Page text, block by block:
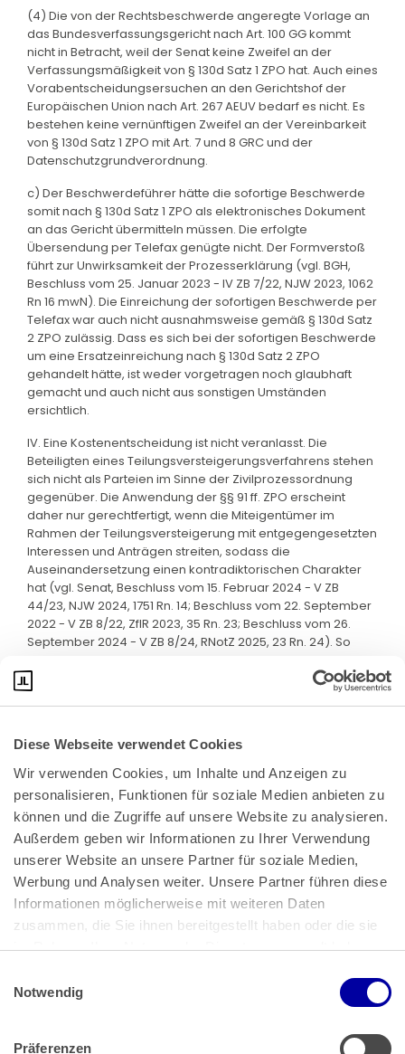
Diese Webseite verwendet Cookies
Wir verwenden Cookies, um Inhalte und Anzeigen zu
personalisieren, Funktionen für soziale Medien anbieten zu
können und die Zugriffe auf unsere Website zu analysieren.
Außerdem geben wir Informationen zu Ihrer Verwendung
unserer Website an unsere Partner für soziale Medien,
Werbung und Analysen weiter. Unsere Partner führen diese
Informationen möglicherweise mit weiteren Daten
zusammen, die Sie ihnen bereitgestellt haben oder die sie
im Rahmen Ihrer Nutzung der Dienste gesammelt haben.
Impressum
Notwendig
Präferenzen
(4) Die von der Rechtsbeschwerde angeregte Vorlage an
das Bundesverfassungsgericht nach Art. 100 GG kommt
nicht in Betracht, weil der Senat keine Zweifel an der
Verfassungsmäßigkeit von § 130d Satz 1 ZPO hat. Auch eines
Vorabentscheidungsersuchen an den Gerichtshof der
Europäischen Union nach Art. 267 AEUV bedarf es nicht. Es
bestehen keine vernünftigen Zweifel an der Vereinbarkeit
von § 130d Satz 1 ZPO mit Art. 7 und 8 GRC und der
Datenschutzgrundverordnung.
c) Der Beschwerdeführer hätte die sofortige Beschwerde
somit nach § 130d Satz 1 ZPO als elektronisches Dokument
an das Gericht übermitteln müssen. Die erfolgte
Übersendung per Telefax genügte nicht. Der Formverstoß
führt zur Unwirksamkeit der Prozesserklärung (vgl. BGH,
Beschluss vom 25. Januar 2023 - IV ZB 7/22, NJW 2023, 1062
Rn 16 mwN). Die Einreichung der sofortigen Beschwerde per
Telefax war auch nicht ausnahmsweise gemäß § 130d Satz
2 ZPO zulässig. Dass es sich bei der sofortigen Beschwerde
um eine Ersatzeinreichung nach § 130d Satz 2 ZPO
gehandelt hätte, ist weder vorgetragen noch glaubhaft
gemacht und auch nicht aus sonstigen Umständen
ersichtlich.
IV. Eine Kostenentscheidung ist nicht veranlasst. Die
Beteiligten eines Teilungsversteigerungsverfahrens stehen
sich nicht als Parteien im Sinne der Zivilprozessordnung
gegenüber. Die Anwendung der §§ 91 ff. ZPO erscheint
daher nur gerechtfertigt, wenn die Miteigentümer im
Rahmen der Teilungsversteigerung mit entgegengesetzten
Interessen und Anträgen streiten, sodass die
Auseinandersetzung einen kontradiktorischen Charakter
hat (vgl. Senat, Beschluss vom 15. Februar 2024 - V ZB
44/23, NJW 2024, 1751 Rn. 14; Beschluss vom 22. September
2022 - V ZB 8/22, ZfIR 2023, 35 Rn. 23; Beschluss vom 26.
September 2024 - V ZB 8/24, RNotZ 2025, 23 Rn. 24). So
Bundeskanzlerplatz 2
53113 Bonn
Pressemitteilungen|AGB
Impressum|Datenschutz